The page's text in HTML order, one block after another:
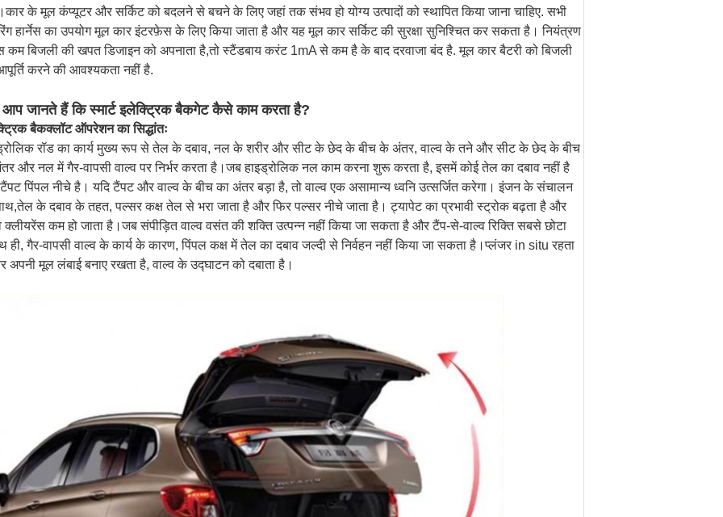
के मूल कंप्यूटर और सर्किट को बदलने से बचने के लिए जहां तक संभव हो योग्य उत्पादों को स्थापित किया जाना चाहिए. सभी
हार्नेस का उपयोग मूल कार इंटरफ़ेस के लिए किया जाता है और यह मूल कार सर्किट की सुरक्षा सुनिश्चित कर सकता है। नियंत्रण
कम बिजली की खपत डिजाइन को अपनाता है,तो स्टैंडबाय करंट 1mA से कम है के बाद दरवाजा बंद है. मूल कार बैटरी को बिजली
करने की आवश्यकता नहीं है.
आप जानते हैं कि स्मार्ट इलेक्ट्रिक बैकगेट कैसे काम करता है?
बैकक्लॉट ऑपरेशन का सिद्धांतः
रॉड का कार्य मुख्य रूप से तेल के दबाव, नल के शरीर और सीट के छेद के बीच के अंतर, वाल्व के तने और सीट के छेद के बीच
और नल में गैर-वापसी वाल्व पर निर्भर करता है।जब हाइड्रोलिक नल काम करना शुरू करता है, इसमें कोई तेल का दबाव नहीं है
पिंपल नीचे है। यदि टैंपट और वाल्व के बीच का अंतर बड़ा है, तो वाल्व एक असामान्य ध्वनि उत्सर्जित करेगा। इंजन के संचालन
के दबाव के तहत, पल्सर कक्ष तेल से भरा जाता है और फिर पल्सर नीचे जाता है। ट्यापेट का प्रभावी स्ट्रोक बढ़ता है और
क्लीयरेंस कम हो जाता है।जब संपीड़ित वाल्व वसंत की शक्ति उत्पन्न नहीं किया जा सकता है और टैंप-से-वाल्व रिक्ति सबसे छोटा
ही, गैर-वापसी वाल्व के कार्य के कारण, पिंपल कक्ष में तेल का दबाव जल्दी से निर्वहन नहीं किया जा सकता है।प्लंजर in situ रहता
अपनी मूल लंबाई बनाए रखता है, वाल्व के उद्घाटन को दबाता है।